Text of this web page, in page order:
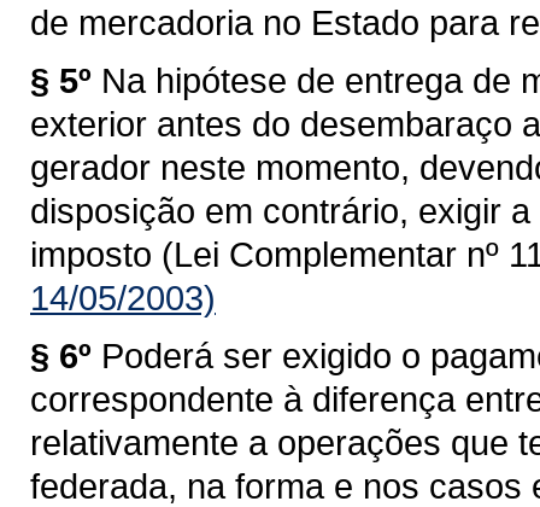
de mercadoria no Estado para
§ 5º Na hipótese de entrega de
exterior antes do desembaraço
gerador neste momento,
disposição em contrário, exigir
imposto (Lei Complementar nº
14/05/2003)
§ 6º Poderá ser exigido o
correspondente à diferença
relativamente a operações que
federada, na forma e nos casos